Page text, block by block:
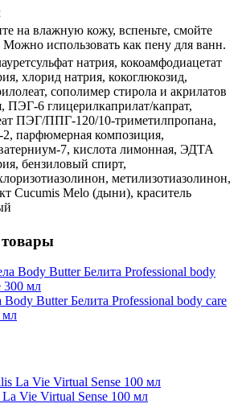
на влажную кожу, вспеньте, смойте
Можно использовать как пену для ванн.
натрия, кокоамфодиацетат
хлорид натрия, кокоглюкозид,
сополимер стирола и акрилатов
ПЭГ-6 глицерилкаприлат/капрат,
ПЭГ/ППГ-120/10-триметилпропана,
2, парфюмерная композиция,
7, кислота лимонная, ЭДТА
бензиловый спирт,
метилизотиазолинон,
Cucumis Melo (дыни), краситель
Butter Белита Professional body care
мл
Vie Virtual Sense 100 мл